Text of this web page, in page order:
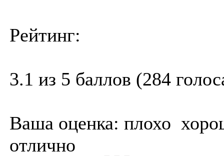
Рейтинг:
3.1 из 5 баллов (284
Ваша оценка: плохо
отлично